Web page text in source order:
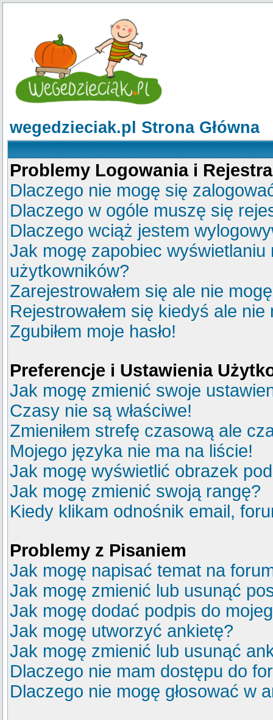
wegedzieciak.pl Strona Główna
Problemy Logowania i
Dlaczego nie mogę się
Dlaczego w ogóle muszę się
Dlaczego wciąż jestem
Jak mogę zapobiec
użytkowników?
Zarejestrowałem się ale nie
Rejestrowałem się kiedyś ale
Zgubiłem moje hasło!
Preferencje i Ustawienia
Jak mogę zmienić swoje
Czasy nie są właściwe!
Zmieniłem strefę czasową ale
Mojego języka nie ma na liście!
Jak mogę wyświetlić obrazek
Jak mogę zmienić swoją rangę?
Kiedy klikam odnośnik email,
Problemy z Pisaniem
Jak mogę napisać temat na
Jak mogę zmienić lub usunąć
Jak mogę dodać podpis do
Jak mogę utworzyć ankietę?
Jak mogę zmienić lub usunąć
Dlaczego nie mam dostępu do
Dlaczego nie mogę głosować w